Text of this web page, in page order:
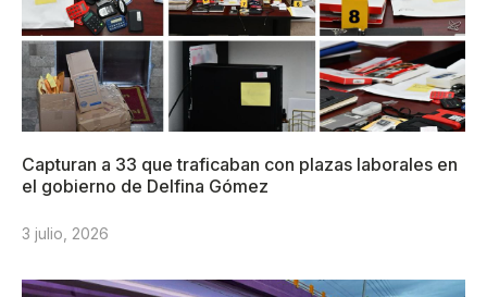
Capturan a 33 que traficaban con plazas laborales en
el gobierno de Delfina Gómez
3 julio, 2026